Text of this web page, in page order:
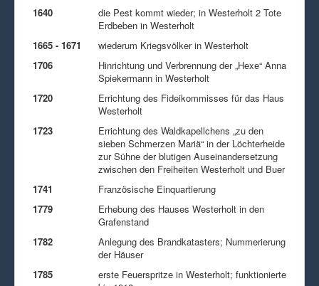
1640
die Pest kommt wieder; in Westerholt 2 Tote
Erdbeben in Westerholt
1665 - 1671
wiederum Kriegsvölker in Westerholt
1706
Hinrichtung und Verbrennung der „Hexe“ Anna
Spiekermann in Westerholt
1720
Errichtung des Fideikommisses für das Haus
Westerholt
1723
Errichtung des Waldkapellchens „zu den
sieben Schmerzen Mariä“ in der Löchterheide
zur Sühne der blutigen Auseinandersetzung
zwischen den Freiheiten Westerholt und Buer
1741
Französische Einquartierung
1779
Erhebung des Hauses Westerholt in den
Grafenstand
1782
Anlegung des Brandkatasters; Nummerierung
der Häuser
1785
erste Feuerspritze in Westerholt; funktionierte